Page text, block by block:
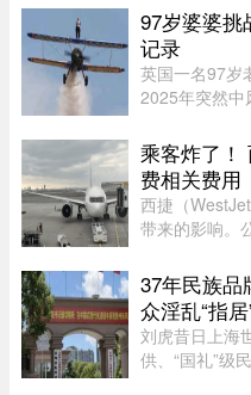
至Bois-Franc
REM将安排
97岁婆婆挑
记录
英国一名97岁
2025年突然中
纪最大的女性
walker（
乘客炸了！
费相关费用
西捷（
带来的影响。
一，WestJet
营。但公司在
37年民族品
众淫乱“指居
刘虎昔日上海
供、“国礼”级